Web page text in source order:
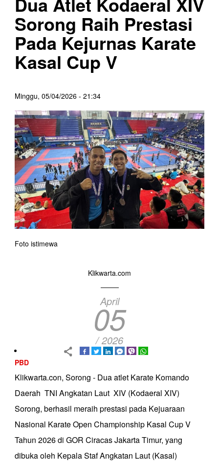
Sorong Raih Prestasi
Pada Kejurnas Karate
Kasal Cup V
Minggu, 05/04/2026 - 21:34
Foto istimewa
Klikwarta.com
April
05
/ 2026
PBD
Klikwarta.con, Sorong - Dua atlet Karate Komando
Daerah TNI Angkatan Laut XIV (Kodaeral XIV)
Sorong, berhasil meraih prestasi pada Kejuaraan
Nasional Karate Open Championship Kasal Cup V
Tahun 2026 di GOR Ciracas Jakarta Timur, yang
dibuka oleh Kepala Staf Angkatan Laut (Kasal)